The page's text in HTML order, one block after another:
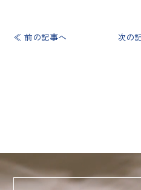
≪ 前の記事へ 次の